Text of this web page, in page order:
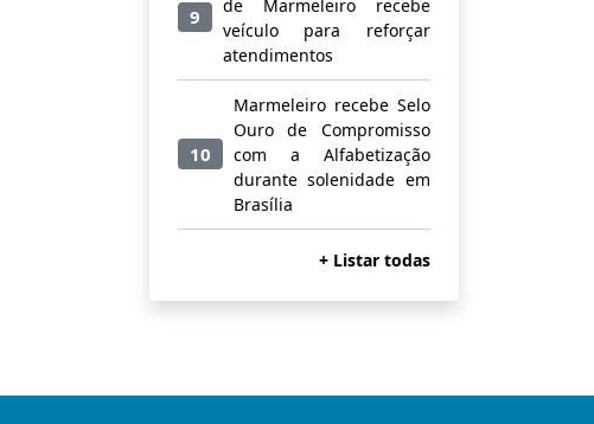
9
de Marmeleiro recebe
veículo para reforçar
atendimentos
10
Marmeleiro recebe Selo
Ouro de Compromisso
com a Alfabetização
durante solenidade em
Brasília
+ Listar todas